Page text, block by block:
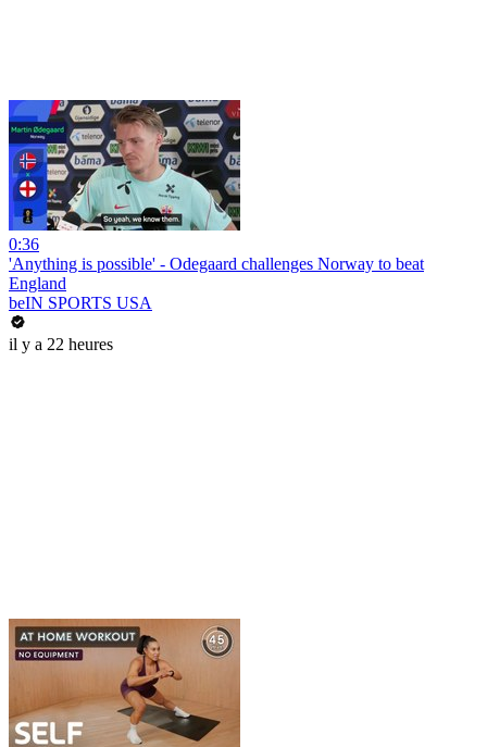
0:36
'Anything is possible' - Odegaard challenges Norway to beat
England
beIN SPORTS USA
il y a 22 heures